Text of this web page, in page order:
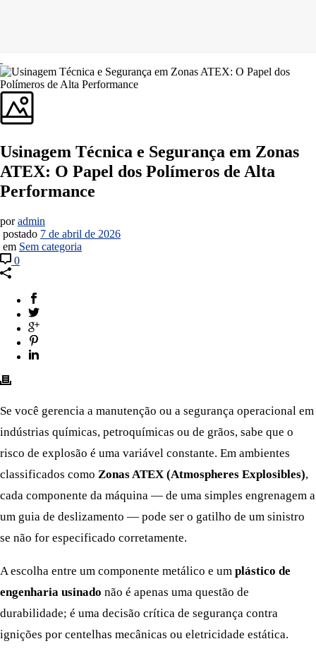
Usinagem Técnica e Segurança em Zonas
ATEX: O Papel dos Polímeros de Alta
Performance
poradmin
postado 7 de abril de 2026
em Sem categoria
0
Se você gerencia a manutenção ou a segurança operacional em
indústrias químicas, petroquímicas ou de grãos, sabe que o
risco de explosão é uma variável constante. Em ambientes
classificados como Zonas ATEX (Atmospheres Explosibles),
cada componente da máquina — de uma simples engrenagem a
um guia de deslizamento — pode ser o gatilho de um sinistro
se não for especificado corretamente.
A escolha entre um componente metálico e um plástico de
engenharia usinado não é apenas uma questão de
durabilidade; é uma decisão crítica de segurança contra
ignições por centelhas mecânicas ou eletricidade estática.